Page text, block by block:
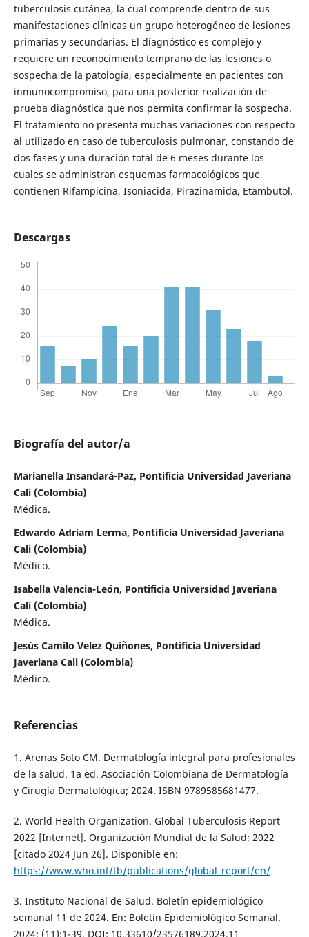
tuberculosis cutánea, la cual comprende dentro de sus
manifestaciones clínicas un grupo heterogéneo de lesiones
primarias y secundarias. El diagnóstico es complejo y
requiere un reconocimiento temprano de las lesiones o
sospecha de la patología, especialmente en pacientes con
inmunocompromiso, para una posterior realización de
prueba diagnóstica que nos permita confirmar la sospecha.
El tratamiento no presenta muchas variaciones con respecto
al utilizado en caso de tuberculosis pulmonar, constando de
dos fases y una duración total de 6 meses durante los
cuales se administran esquemas farmacológicos que
contienen Rifampicina, Isoniacida, Pirazinamida, Etambutol.
Descargas
Biografía del autor/a
Marianella Insandará-Paz, Pontificia Universidad Javeriana
Cali (Colombia)
Médica.
Edwardo Adriam Lerma, Pontificia Universidad Javeriana
Cali (Colombia)
Médico.
Isabella Valencia-León, Pontificia Universidad Javeriana
Cali (Colombia)
Médica.
Jesús Camilo Velez Quiñones, Pontificia Universidad
Javeriana Cali (Colombia)
Médico.
Referencias
1. Arenas Soto CM. Dermatología integral para profesionales
de la salud. 1a ed. Asociación Colombiana de Dermatología
y Cirugía Dermatológica; 2024. ISBN 9789585681477.
2. World Health Organization. Global Tuberculosis Report
2022 [Internet]. Organización Mundial de la Salud; 2022
[citado 2024 Jun 26]. Disponible en:
https://www.who.int/tb/publications/global_report/en/
3. Instituto Nacional de Salud. Boletín epidemiológico
semanal 11 de 2024. En: Boletín Epidemiológico Semanal.
2024; (11):1-39. DOI: 10.33610/23576189.2024.11